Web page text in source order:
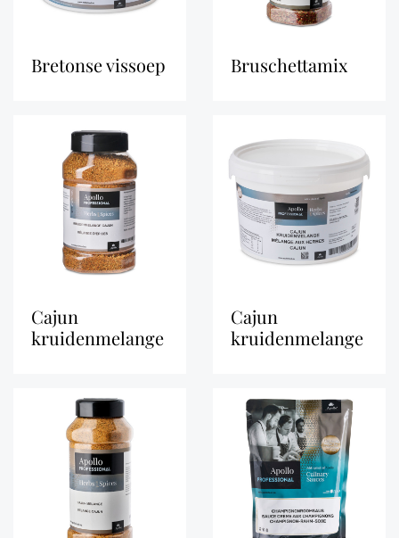
bretonse vissoep bruschettamix
cajun
kruidenmelange
cajun
kruidenmelange